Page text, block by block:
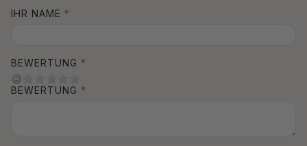
IHR NAME
BEWERTUNG
BEWERTUNG